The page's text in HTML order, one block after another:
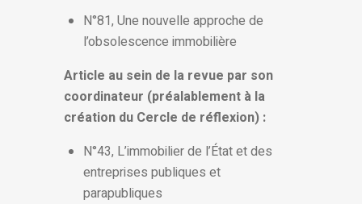
N°81, Une nouvelle approche de
l’obsolescence immobilière
Article au sein de la revue par son
coordinateur (préalablement à la
création du Cercle de réflexion) :
N°43, L’immobilier de l’État et des
entreprises publiques et
parapubliques